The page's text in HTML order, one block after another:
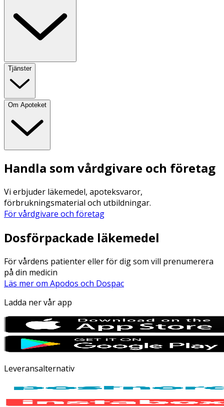
Tjänster
Om Apoteket
Handla som vårdgivare och företag
Vi erbjuder läkemedel, apoteksvaror,
förbrukningsmaterial och utbildningar.
För vårdgivare och företag
Dosförpackade läkemedel
För vårdens patienter eller för dig som vill prenumerera
på din medicin
Läs mer om Apodos och Dospac
Ladda ner vår app
Leveransalternativ